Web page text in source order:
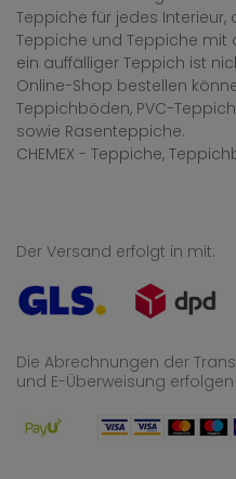
Teppiche für jedes
Teppiche und Teppiche mit
ein auffälliger Teppich ist
Online-Shop bestellen
Teppichböden, PVC-
sowie Rasenteppiche.
CHEMEX - Teppiche,
Der Versand erfolgt in mit:
Die Abrechnungen der
und E-Überweisung